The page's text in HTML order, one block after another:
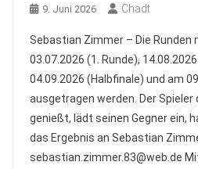
9. Juni 2026 Chadt
Sebastian Zimmer – Die Runden
03.07.2026 (1. Runde),
04.09.2026 (Halbfinale) und am
ausgetragen werden. Der Spieler
genießt, lädt seinen Gegner ein,
das Ergebnis an Sebastian
sebastian.zimmer.83@web.de